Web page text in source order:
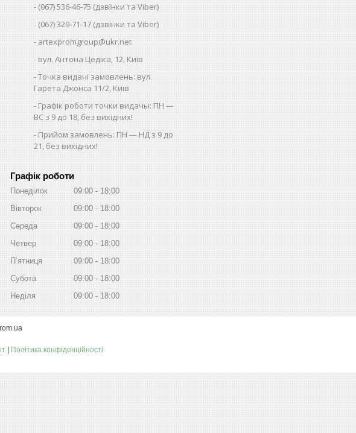
(067) 536-46-75 (дзвінки та Viber)
(067) 329-71-17 (дзвінки та Viber)
artexpromgroup@ukr.net
вул. Антона Цедіка, 12, Київ
Точка видачі замовлень: вул.
Гарета Джонса 11/2, Київ
Графік роботи точки видачы: ПН —
ВС з 9 до 18, без вихідних!
Прийом замовлень: ПН — НД з 9 до
21, без вихідних!
Графік роботи
Понеділок 09:00
18:00
Вівторок
09:00
18:00
Середа
09:00
18:00
Четвер
09:00
18:00
Пʼятниця
09:00
18:00
Субота
09:00
18:00
Неділя
09:00 18:00
Політика конфіденційності